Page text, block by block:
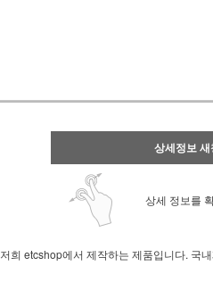
상세정보 새
상세 정보를
저희 etcshop에서 제작하는 제품입니다. 국